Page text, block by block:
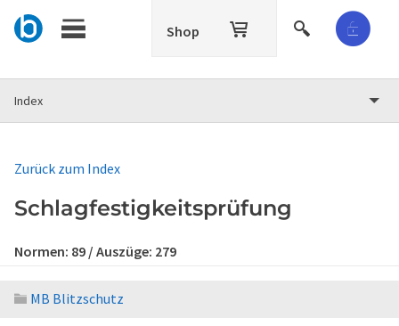
Shop
Index
Zurück zum Index
Schlagfestigkeitsprüfung
Normen: 89 / Auszüge: 279
MB Blitzschutz